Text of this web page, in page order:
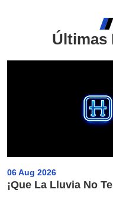
Últimas
06 Aug 2026
¡Que La Lluvia No